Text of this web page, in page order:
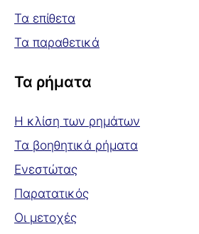
Τα επίθετα
Τα παραθετικά
Τα ρήματα
Η κλίση των ρημάτων
Τα βοηθητικά ρήματα
Ενεστώτας
Παρατατικός
Οι μετοχές